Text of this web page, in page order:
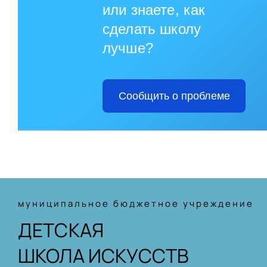
или знаете, как
сделать школу
лучше?
Сообщить о проблеме
муниципальное бюджетное учреждение
ДЕТСКАЯ
ШКОЛА ИСКУССТВ